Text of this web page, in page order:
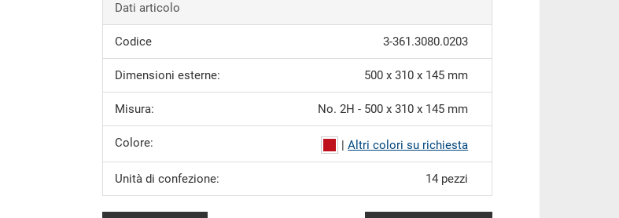
Dati articolo
Codice 3-361.3080.0203
Dimensioni esterne: 500 x 310 x 145 mm
Misura: No. 2H - 500 x 310 x 145 mm
Colore: |Altri colori su richiesta
Unità di confezione: 14 pezzi